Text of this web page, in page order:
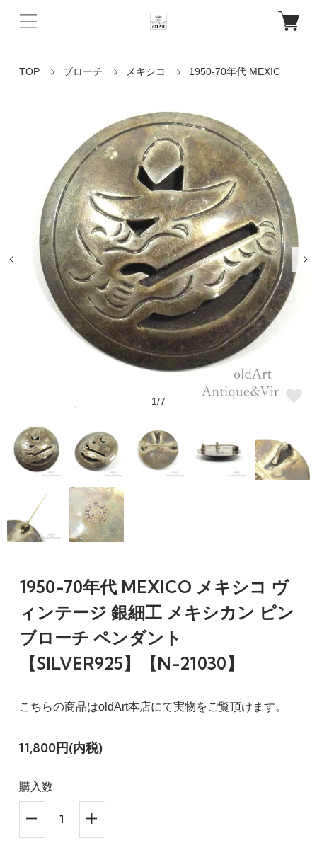
TOP ブローチ メキシコ 1950-70年代 MEXIC
1/7
1950-70年代 MEXICO メキシコ ヴ
ィンテージ 銀細工 メキシカン ピン
ブローチ ペンダント
【SILVER925】【N-21030】
こちらの商品はoldArt本店にて実物をご覧頂けます。
11,800円(内税)
購入数